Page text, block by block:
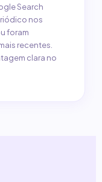
Search
nos
foram
recentes.
clara no